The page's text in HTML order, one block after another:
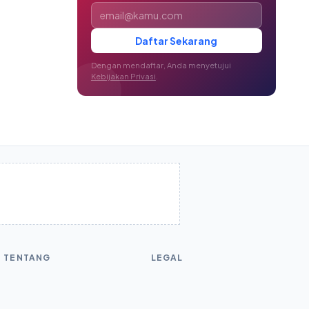
Alamat email
Daftar Sekarang
Dengan mendaftar, Anda menyetujui
Kebijakan Privasi
TENTANG LEGAL